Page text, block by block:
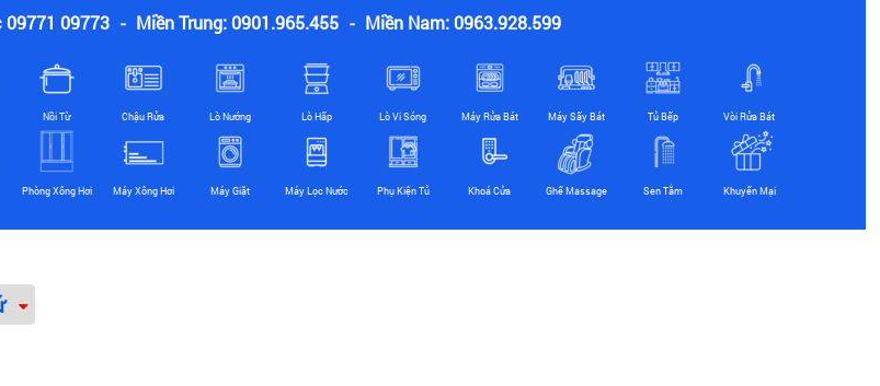
09771 09773 - Miền Trung: 0901.965.455 - Miền Nam: 0963.928.599
Nồi Từ Chậu Rửa Lò Nướng Lò Hấp Lò Vi Sóng Máy Rửa Bát Máy Sấy Bát Tủ Bếp Vòi Rửa Bát
Phòng Xông Hơi Máy Xông Hơi Máy Giặt Máy Lọc Nước Phụ Kiện Tủ Khoá Cửa Ghế Massage Sen Tắm Khuyến Mại